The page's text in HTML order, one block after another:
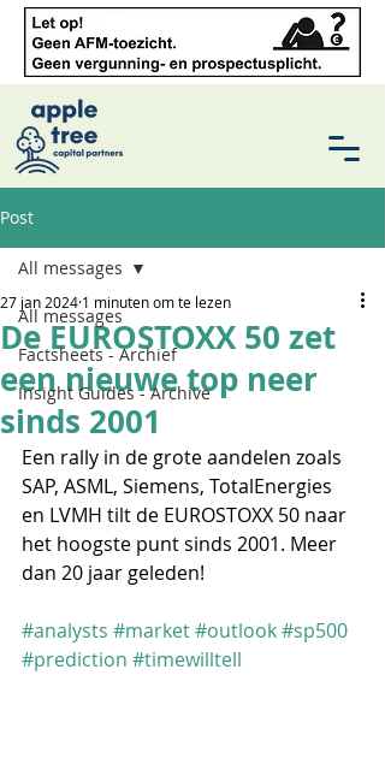
Post
All messages
Factsheets - Archief
Insight Guides - Archive
All messages
De EUROSTOXX 50 zet
een nieuwe top neer
sinds 2001
27 jan 2024 1 minuten om te lezen
Een rally in de grote aandelen zoals
SAP, ASML, Siemens, TotalEnergies
en LVMH tilt de EUROSTOXX 50 naar
het hoogste punt sinds 2001. Meer
dan 20 jaar geleden!
#analysts #market#outlook#sp500
#prediction #timewilltell